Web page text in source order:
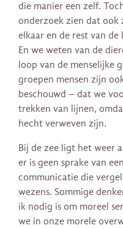
die manier een zelf.
onderzoek zien dat ook
elkaar en de rest van
En we weten van de
loop van de menselijke
groepen mensen zijn
beschouwd – dat we
trekken van lijnen,
hecht verweven zijn.
Bij de zee ligt het weer
er is geen sprake van
communicatie die
wezens. Sommige
ik nodig is om moreel
we in onze morele